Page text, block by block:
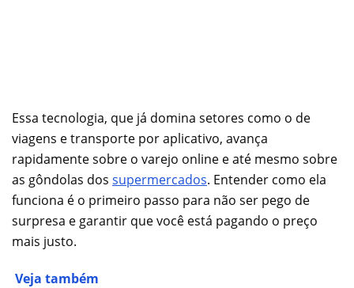
Essa tecnologia, que já domina setores como o de
viagens e transporte por aplicativo, avança
rapidamente sobre o varejo online e até mesmo sobre
as gôndolas dos supermercados. Entender como ela
funciona é o primeiro passo para não ser pego de
surpresa e garantir que você está pagando o preço
mais justo.
Veja também